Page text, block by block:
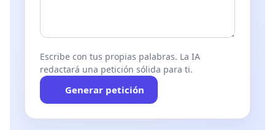
Escribe con tus propias palabras. La IA
redactará una petición sólida para ti.
Generar petición